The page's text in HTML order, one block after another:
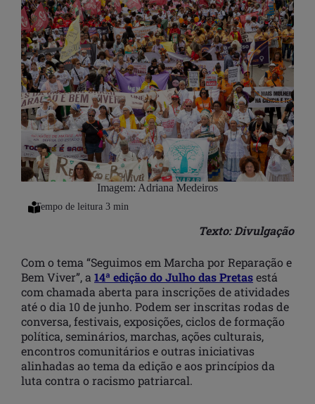
Imagem: Adriana Medeiros
Texto: Divulgação
Com o tema “Seguimos em Marcha por Reparação e
Bem Viver”, a14ª edição do Julho das Pretasestá
com chamada aberta para inscrições de atividades
até o dia 10 de junho. Podem ser inscritas rodas de
conversa, festivais, exposições, ciclos de formação
política, seminários, marchas, ações culturais,
encontros comunitários e outras iniciativas
alinhadas ao tema da edição e aos princípios da
luta contra o racismo patriarcal.